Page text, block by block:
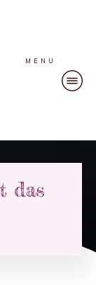
MENU
das